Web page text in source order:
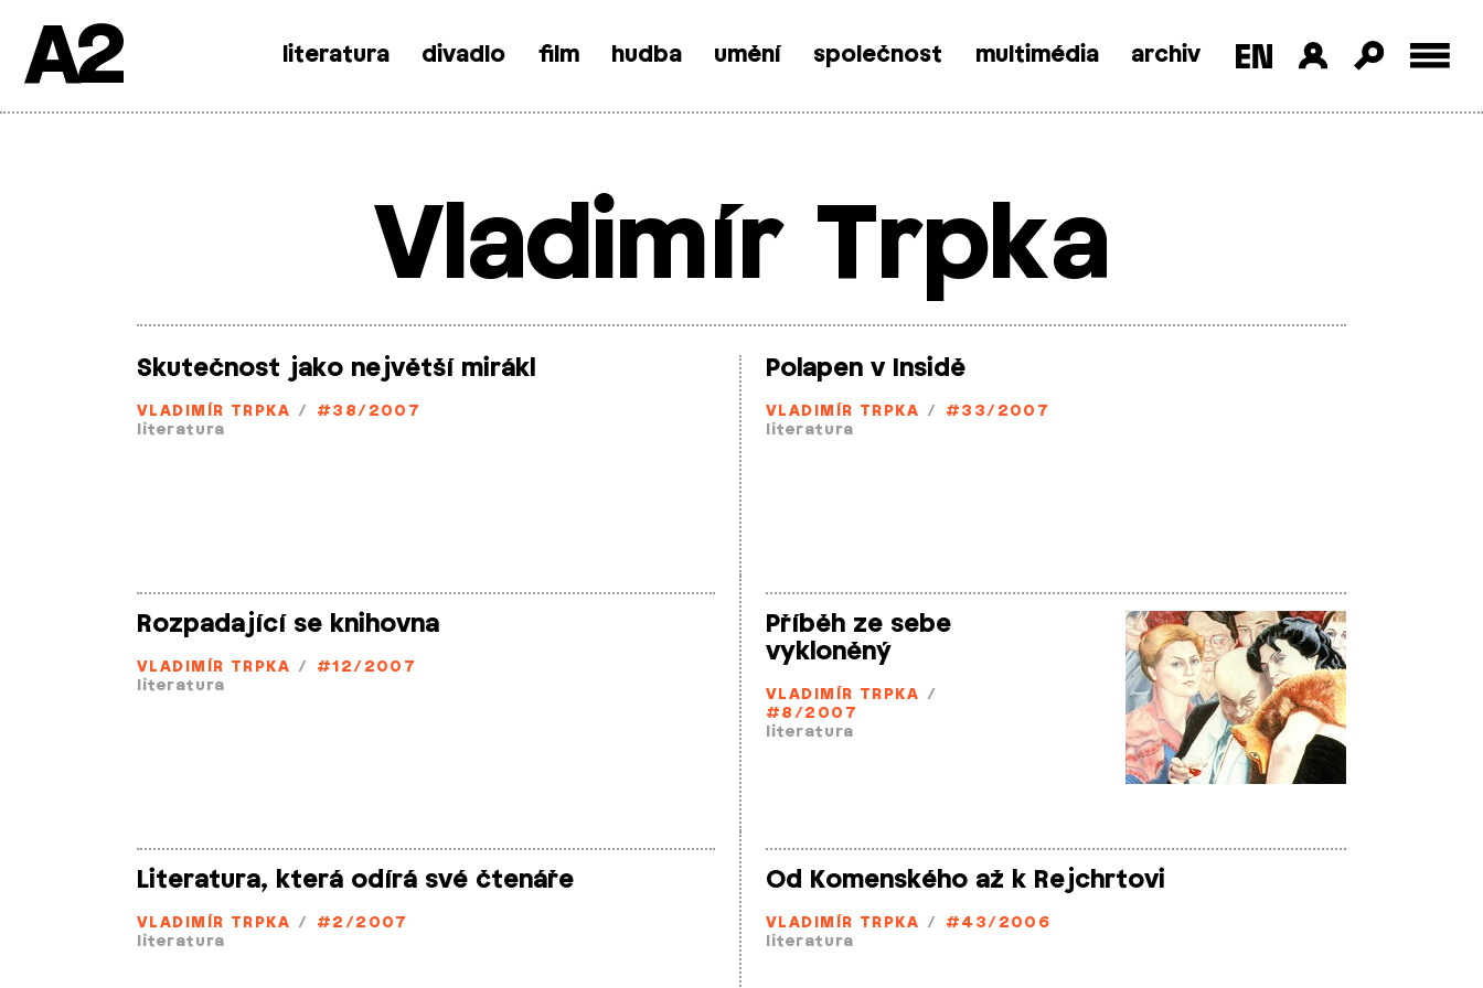
SkipA2 literatura divadlo film hudba umění společnost multimédia archiv
Vladimír Trpka
Skutečnost jako největší mirákl
VLADIMÍR TRPKA /
#38/2007
literatura
Polapen v Insidě
VLADIMÍR TRPKA /
#33/2007
literatura
Rozpadající se knihovna
VLADIMÍR TRPKA /
#12/2007
literatura
Příběh ze sebe
vykloněný
VLADIMÍR TRPKA /
#8/2007
literatura
Literatura, která odírá své čtenáře
VLADIMÍR TRPKA /
#2/2007
literatura
Od Komenského až k Rejchrtovi
VLADIMÍR TRPKA /
#43/2006
literatura